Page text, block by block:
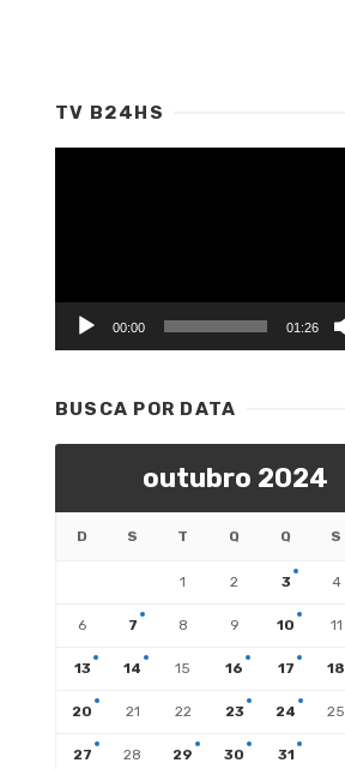
TV B24HS
00:00 01:26
BUSCA POR DATA
outubro 2024
D S T Q Q S
1 2 3 4
6 7 8 9 10 11
13 14 15 16 17 18
20 21 22 23 24 25
27 28 29 30 31